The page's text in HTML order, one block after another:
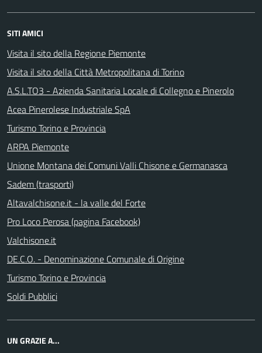
SITI AMICI
Visita il sito della Regione Piemonte
Visita il sito della Città Metropolitana di Torino
A.S.L.TO3 - Azienda Sanitaria Locale di Collegno e Pinerolo
Acea Pinerolese Industriale SpA
Turismo Torino e Provincia
ARPA Piemonte
Unione Montana dei Comuni Valli Chisone e Germanasca
Sadem (trasporti)
Altavalchisone.it - la valle del Forte
Pro Loco Perosa (pagina Facebook)
Valchisone.it
DE.C.O. - Denominazione Comunale di Origine
Turismo Torino e Provincia
Soldi Pubblici
UN GRAZIE A...